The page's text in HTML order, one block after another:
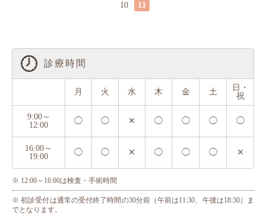
10
11
診療時間
月 火 水 木 金 土
日・
祝
9:00～
12:00
◯ ◯ ✕ ◯ ◯ ◯ ◯
16:00～
19:00
◯ ◯ ✕ ◯ ◯ ◯ ✕
※ 12:00～16:00は検査・手術時間
※ 初診受付は通常の受付終了時間の30分前（午前は11:30、午後は18:30）ま
でとなります。